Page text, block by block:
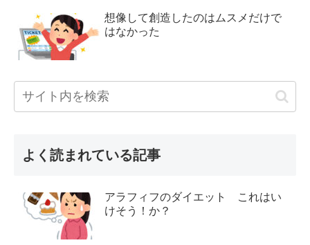
想像して創造したのはムスメだけで
はなかった
よく読まれている記事
アラフィフのダイエット これはい
けそう！か？